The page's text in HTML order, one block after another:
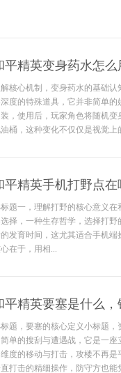
平精英变身药水怎
核心机制，变身药水的基础
度的特殊道具，它并非简单
，使用后，玩家角色将随机
桶，这种变化不仅仅是视觉上
平精英手机打野点
题一，理解打野的核心意义
择，一种生存哲学，选择打
发育时间，这尤其适合手机
在于，用相...
平精英要塞是什么
题，要塞的核心定义小标题
单的搜刮与遭遇战，它是一
度的移动与打击，攻楼不再
打击的精细操作，防守方也